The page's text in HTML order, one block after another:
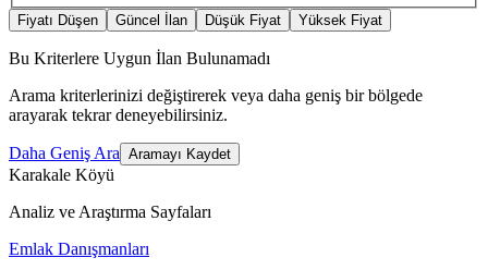
Fiyatı Düşen Güncel İlan Düşük Fiyat Yüksek Fiyat
Bu Kriterlere Uygun İlan Bulunamadı
Arama kriterlerinizi değiştirerek veya daha geniş bir bölgede
arayarak tekrar deneyebilirsiniz.
Daha Geniş Ara Aramayı Kaydet
Karakale Köyü
Analiz ve Araştırma Sayfaları
Emlak Danışmanları